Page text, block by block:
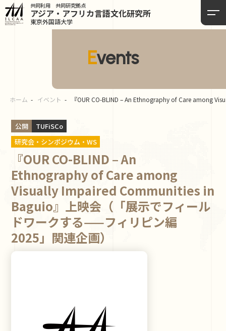
共同利用 共同研究拠点
アジア・アフリカ言語文化研究所
東京外国語大学
Events
ホーム イベント 『OUR CO-BLIND – An Ethnography of Care among
公開
TUFiSCo
研究会・シンポジウム・WS
『OUR CO-BLIND – An
Ethnography of Care among
Visually Impaired Communities in
Baguio』上映会（「展示でフィール
ドワークする——フィリピン編
2025」関連企画）